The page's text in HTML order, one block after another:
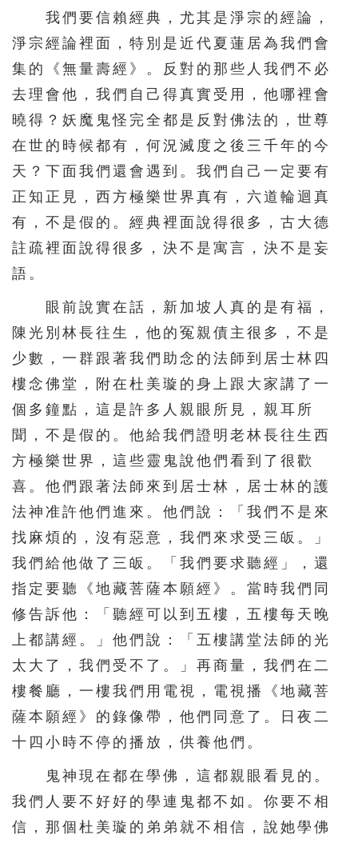
我們要信賴經典，尤其是淨宗的經論，
淨宗經論裡面，特別是近代夏蓮居為我們會
集的《無量壽經》。反對的那些人我們不必
去理會他，我們自己得真實受用，他哪裡會
曉得？妖魔鬼怪完全都是反對佛法的，世尊
在世的時候都有，何況滅度之後三千年的今
天？下面我們還會遇到。我們自己一定要有
正知正見，西方極樂世界真有，六道輪迴真
有，不是假的。經典裡面說得很多，古大德
註疏裡面說得很多，決不是寓言，決不是妄
語。
眼前說實在話，新加坡人真的是有福，
陳光別林長往生，他的冤親債主很多，不是
少數，一群跟著我們助念的法師到居士林四
樓念佛堂，附在杜美璇的身上跟大家講了一
個多鐘點，這是許多人親眼所見，親耳所
聞，不是假的。他給我們證明老林長往生西
方極樂世界，這些靈鬼說他們看到了很歡
喜。他們跟著法師來到居士林，居士林的護
法神准許他們進來。他們說：「我們不是來
找麻煩的，沒有惡意，我們來求受三皈。」
我們給他做了三皈。「我們要求聽經」，還
指定要聽《地藏菩薩本願經》。當時我們同
修告訴他：「聽經可以到五樓，五樓每天晚
上都講經。」他們說：「五樓講堂法師的光
太大了，我們受不了。」再商量，我們在二
樓餐廳，一樓我們用電視，電視播《地藏菩
薩本願經》的錄像帶，他們同意了。日夜二
十四小時不停的播放，供養他們。
鬼神現在都在學佛，這都親眼看見的。
我們人要不好好的學連鬼都不如。你要不相
信，那個杜美璇的弟弟就不相信，說她學佛